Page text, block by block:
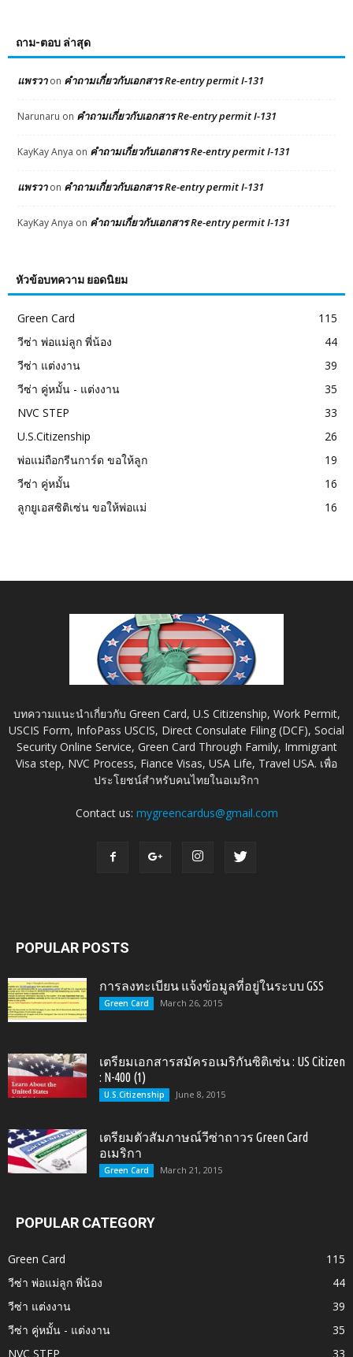
ถาม-ตอบ ล่าสุด
แพรวาon คำถามเกี่ยวกับเอกสาร Re-entry permit I-131
Narunaru on คำถามเกี่ยวกับเอกสาร Re-entry permit I-131
KayKay Anya on คำถามเกี่ยวกับเอกสาร Re-entry permit I-131
แพรวาon คำถามเกี่ยวกับเอกสาร Re-entry permit I-131
KayKay Anya on คำถามเกี่ยวกับเอกสาร Re-entry permit I-131
หัวข้อบทความ ยอดนิยม
Green Card
115
วีซ่า พ่อแม่ลูก พี่น้อง
44
วีซ่า แต่งงาน
39
วีซ่า คู่หมั้น - แต่งงาน
35
NVC STEP
33
U.S.Citizenship
26
พ่อแม่ถือกรีนการ์ด ขอให้ลูก
19
วีซ่า คู่หมั้น
16
ลูกยูเอสซิติเซ่น ขอให้พ่อแม่
16
บทความแนะนำเกี่ยวกับ Green Card, U.S Citizenship, Work Permit,
USCIS Form, InfoPass USCIS, Direct Consulate Filing (DCF), Social
Security Online Service, Green Card Through Family, Immigrant
Visa step, NVC Process, Fiance Visas, USA Life, Travel USA. เพื่อ
ประโยชน์สำหรับคนไทยในอเมริกา
Contact us: mygreencardus@gmail.com
POPULAR POSTS
การลงทะเบียน แจ้งข้อมูลที่อยู่ในระบบ GSS
Green Card March 26, 2015
เตรียมเอกสารสมัครอเมริกันซิติเซ่น : US Citizen
: N-400 (1)
U.S.Citizenship June 8, 2015
เตรียมตัวสัมภาษณ์วีซ่าถาวร Green Card
อเมริกา
Green Card March 21, 2015
POPULAR CATEGORY
Green Card
115
วีซ่า พ่อแม่ลูก พี่น้อง
44
วีซ่า แต่งงาน
39
วีซ่า คู่หมั้น - แต่งงาน
35
NVC STEP
33